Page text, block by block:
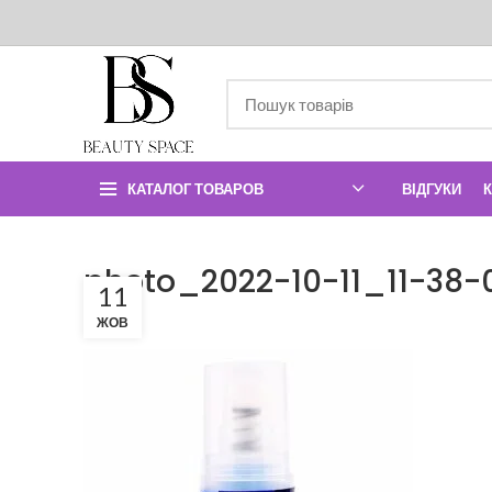
КАТАЛОГ ТОВАРОВ ВІДГУКИ
photo_2022-10-11_11-38-
11
ЖОВ